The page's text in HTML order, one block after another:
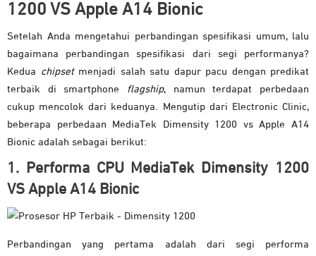
1200 VS Apple A14 Bionic
Setelah Anda mengetahui perbandingan spesifikasi umum, lalu
bagaimana perbandingan spesifikasi dari segi performanya?
Kedua chipsetmenjadi salah satu dapur pacu dengan predikat
terbaik di smartphone flagship, namun terdapat perbedaan
cukup mencolok dari keduanya. Mengutip dari Electronic Clinic,
beberapa perbedaan MediaTek Dimensity 1200 vs Apple A14
Bionic adalah sebagai berikut:
1. Performa CPU MediaTek Dimensity 1200
VS Apple A14 Bionic
Perbandingan yang pertama adalah dari segi performa